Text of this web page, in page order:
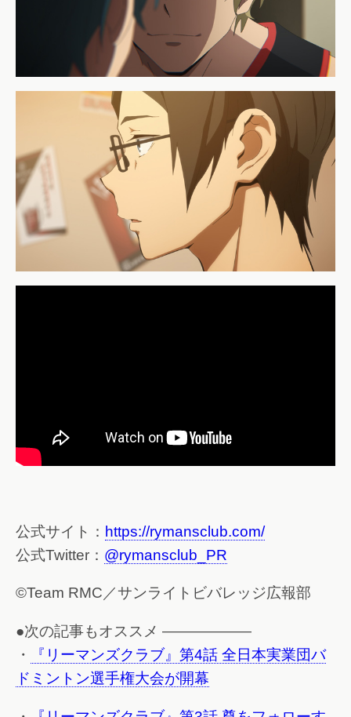
公式サイト： https://rymansclub.com/
公式Twitter： @rymansclub_PR
©Team RMC／サンライトビバレッジ広報部
●次の記事もオススメ ——————
・
『リーマンズクラブ』第4話 全日本実業団バ
ドミントン選手権大会が開幕